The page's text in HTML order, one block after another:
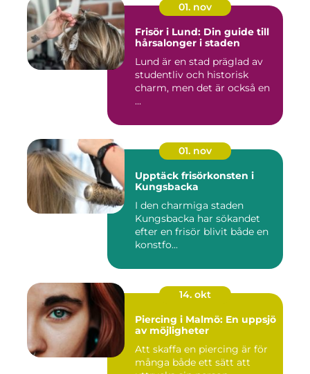
01. nov
Frisör i Lund: Din guide till
hårsalonger i staden
Lund är en stad präglad av
studentliv och historisk
charm, men det är också en
...
01. nov
Upptäck frisörkonsten i
Kungsbacka
I den charmiga staden
Kungsbacka har sökandet
efter en frisör blivit både en
konstfo...
14. okt
Piercing i Malmö: En uppsjö
av möjligheter
Att skaffa en piercing är för
många både ett sätt att